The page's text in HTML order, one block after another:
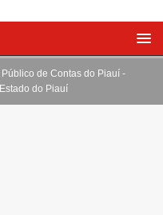
de Contas do Piauí -
do Piauí